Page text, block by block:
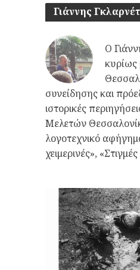
Γιάννης
Ο
κυρίως
συνείδησης και
ιστορικές
Μελετών
λογοτεχνικό
χειμερινές»,